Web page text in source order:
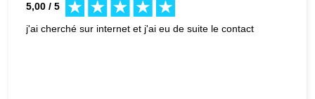
5,00 / 5
j'ai cherché sur internet et j'ai eu de suite le contact